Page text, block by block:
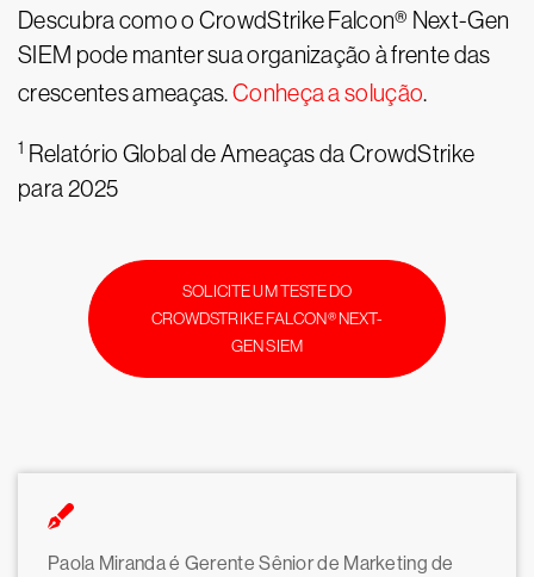
Descubra como o CrowdStrike Falcon® Next-Gen
SIEM pode manter sua organização à frente das
crescentes ameaças.Conheça a solução.
1 Relatório Global de Ameaças da CrowdStrike
para 2025
SOLICITE UM TESTE DO
CROWDSTRIKE FALCON® NEXT-
GEN SIEM
Paola Miranda é Gerente Sênior de Marketing de